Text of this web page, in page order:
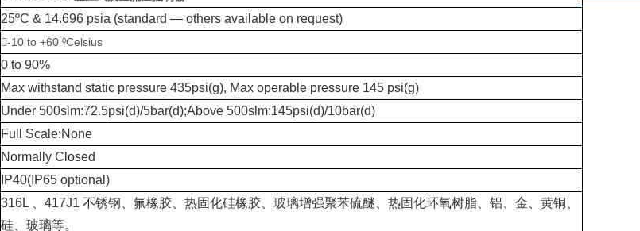
25ºC & 14.696 psia (standard — others available on request)
-10 to +60 ºCelsius
0 to 90%
Max withstand static pressure 435psi(g), Max operable pressure 145 psi(g)
Under 500slm:72.5psi(d)/5bar(d);Above 500slm:145psi(d)/10bar(d)
Full Scale:None
Normally Closed
IP40(IP65 optional)
316L 、417J1 不锈钢、氟橡胶、热固化硅橡胶、玻璃增强聚苯硫醚、热固化环氧树脂、铝、金、黄铜、
硅、玻璃等。